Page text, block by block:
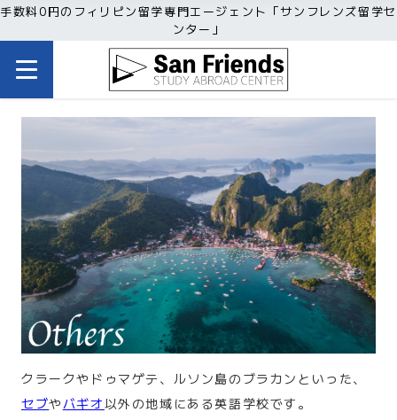
手数料0円のフィリピン留学専門エージェント「サンフレンズ留学セ
ンター」
クラークやドゥマゲテ、ルソン島のブラカンといった、
セブや バギオ以外の地域にある英語学校です。